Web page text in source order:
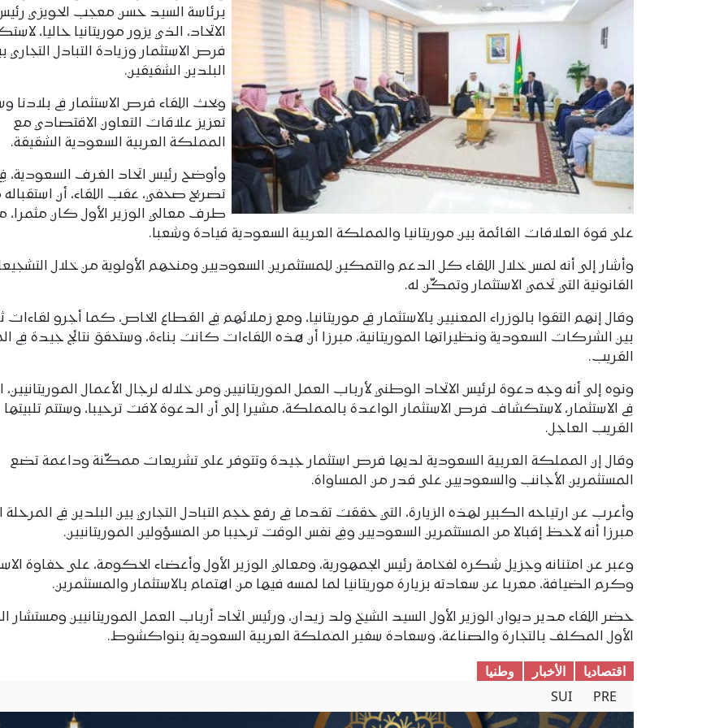
برئاسة السيد حسن معجب الحويزي
الاتحاد، الذي يزور موريتانيا حاليا،
فرص الاستثمار وزيادة التبادل التجاري
البلدين الشقيقين.
وبحث اللقاء فرص الاستثمار في بلادنا
تعزيز علاقات التعاون الاقتصادي مع
المملكة العربية السعودية الشقيقة.
وأوضح رئيس اتحاد الغرف السعودية،
تصريح صحفي، عقب اللقاء، أن
طرف معالي الوزير الأول كان
على قوة العلاقات القائمة بين موريتانيا والمملكة العربية السعودية قيادة وشعبا.
وأشار إلى أنه لمس خلال اللقاء كل الدعم والتمكين للمستثمرين السعوديين ومنحهم الأولوية من خلال
القانونية التي تحمي الاستثمار وتمكّن له.
وقال إنهم التقوا بالوزراء المعنيين بالاستثمار في موريتانيا، ومع زملائهم في القطاع الخاص، كما أجرو لقاءات
بين الشركات السعودية ونظيراتها الموريتانية، مبرزا أن هذه اللقاءات كانت بناءة، وستحقق نتائج جيدة في
القريب.
ونوه إلى أنه وجه دعوة لرئيس الاتحاد الوطني لأرباب العمل الموريتانيين ومن خلاله لرجال الأعمال الموريتانيين،
في الاستثمار، لاستكشاف فرص الاستثمار الواعدة بالمملكة، مشيرا إلى أن الدعوة لاقت ترحيبا، وستتم تلبيتها
القريب العاجل.
وقال إن المملكة العربية السعودية لديها فرص استثمار جيدة وتتوفر على تشريعات ممكّنة وداعمة تضع
المستثمرين الأجانب والسعوديين على قدر من المساواة.
وأعرب عن ارتياحه الكبير لهذه الزيارة، التي حققت تقدما في رفع حجم التبادل التجاري بين البلدين في المرحلة
مبرزا أنه لاحظ إقبالا من المستثمرين السعوديين وفي نفس الوقت ترحيبا من المسؤولين الموريتانيين.
وعبر عن امتنانه وجزيل شكره لفخامة رئيس الجمهورية، ومعالي الوزير الأول وأعضاء الحكومة، على حفاوة
وكرم الضيافة، معربا عن سعادته بزيارة موريتانيا لما لمسه فيها من اهتمام بالاستثمار والمستثمرين.
حضر اللقاء مدير ديوان الوزير الأول السيد الشيخ ولد زيدان، ورئيس اتحاد أرباب العمل الموريتانيين ومستشار
الأول المكلف بالتجارة والصناعة، وسعادة سفير المملكة العربية السعودية بنواكشوط.
اقتصادیا الأخبار
وطنیا
PRE
SUI